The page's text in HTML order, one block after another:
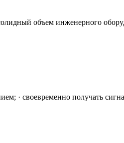
объем инженерного
· своевременно получать